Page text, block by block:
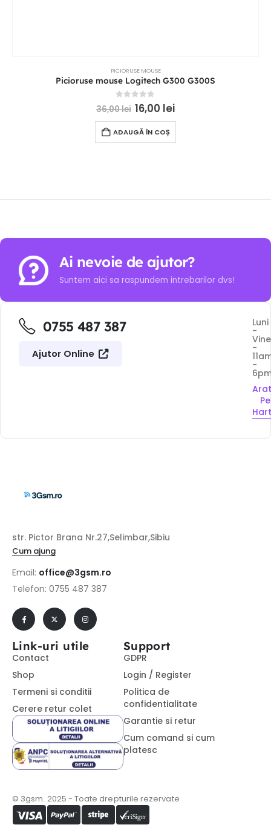
PICIORUSE MOUSE
Picioruse mouse Logitech G300 G300S
out of 5
36,00lei 16,00 lei
ADAUGĂ ÎN COȘ
Ai nevoie de ajutor?
Suntem aici sa raspundem intrebarilor dvs!
0755 487 387
Ajutor Online
Luni
-
-
-
Pe
str. Pictor Brana Nr.27,Selimbar,Sibiu
Cum ajung
Email: office@3gsm.ro
Telefon: 0755 487 387
Link-uri utile
Contact
Shop
Termeni si conditii
Cerere retur colet
Support
GDPR
Login / Register
Politica de
confidentialitate
Garantie si retur
Cum comand si cum
platesc
© 3gsm. 2025 - Toate drepturile rezervate